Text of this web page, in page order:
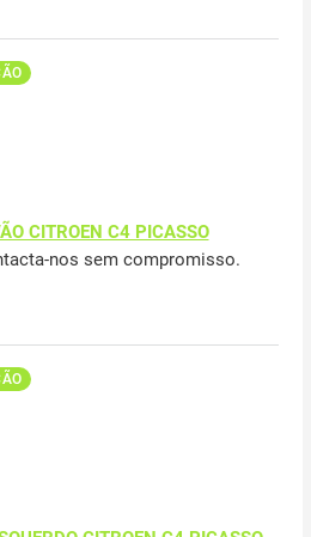
CITROEN C4 PICASSO
nos sem compromisso.